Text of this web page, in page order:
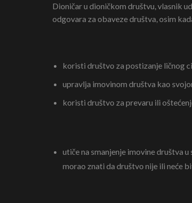
Dioničar u dioničkom društvu, vlasnik
odgovara za obaveze društva, osim
koristi društvo za postizanje ličnog
upravlja imovinom društva kao
koristi društvo za prevaru ili
utiče na smanjenje imovine društva
morao znati da društvo nije ili neće